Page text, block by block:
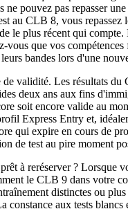
ne pouvez pas repasser
au CLB 8, vous repassez
le plus récent qui compte.
vous que vos compétences
bandes lors d'une
validité. Les résultats du
deux ans aux fins
soit encore valide au
Express Entry et,
qui expire en cours de
de test au pire moment
à reréserver ? Lorsque
le CLB 9 dans votre
distinctes ou
constance aux tests blancs